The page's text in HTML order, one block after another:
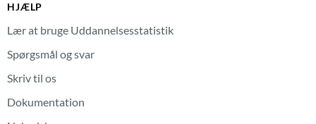
HJÆLP
Lær at bruge Uddannelsesstatistik
Spørgsmål og svar
Skriv til os
Dokumentation